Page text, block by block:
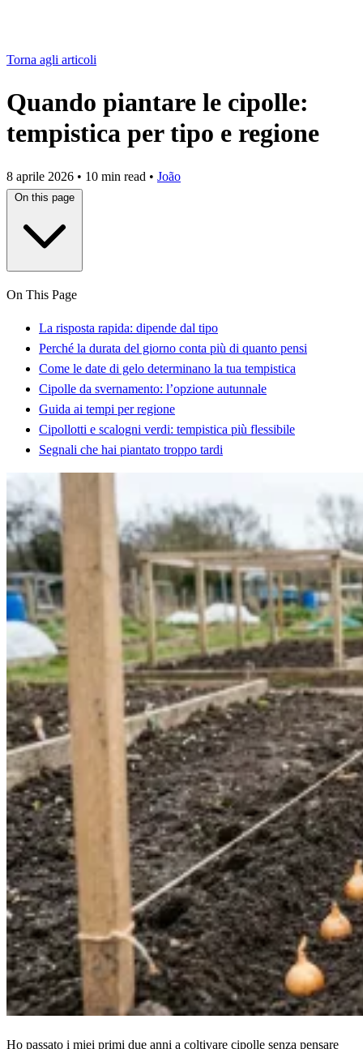
Torna agli articoli
Quando piantare le cipolle:
tempistica per tipo e regione
8 aprile 2026 • 10 min read • João
On this page
On This Page
La risposta rapida: dipende dal tipo
Perché la durata del giorno conta più di quanto pensi
Come le date di gelo determinano la tua tempistica
Cipolle da svernamento: l’opzione autunnale
Guida ai tempi per regione
Cipollotti e scalogni verdi: tempistica più flessibile
Segnali che hai piantato troppo tardi
Ho passato i miei primi due anni a coltivare cipolle senza pensare